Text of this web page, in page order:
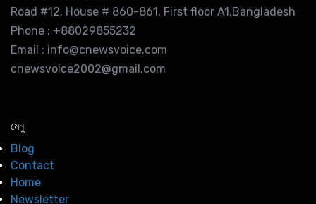
Road #12. House # 860-861. First floor A1,Bangladesh
Phone : +88029855232
Email : info@cnewsvoice.com
cnewsvoice2002@gmail.com
মেনু
Blog
Contact
Home
Newsletter